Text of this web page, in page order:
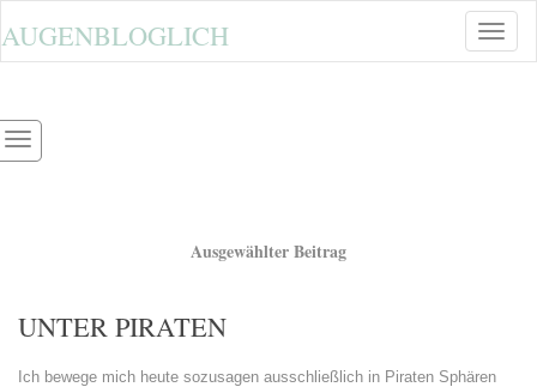
AUGENBLOGLICH
Toggle
Ausgewählter Beitrag
UNTER PIRATEN
Ich bewege mich heute sozusagen ausschließlich in Piraten Sphären